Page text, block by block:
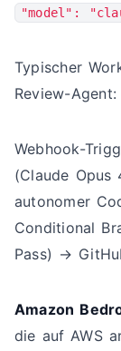
"model":
Typischer
Review-Agent:
Webhook-
(Claude Opus
autonomer
Conditional
Pass) →
Amazon
die auf AWS